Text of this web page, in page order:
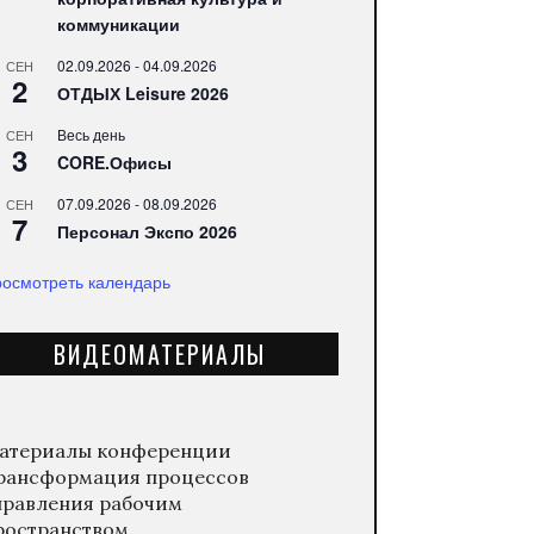
коммуникации
СЕН
2
02.09.2026 -04.09.2026
ОТДЫХ Leisure 2026
СЕН
3
Весь день
CORE.Офисы
СЕН
7
07.09.2026 -08.09.2026
Персонал Экспо 2026
календарь
ВИДЕОМАТЕРИАЛЫ
конференции
процессов
рабочим